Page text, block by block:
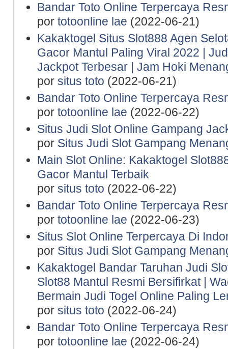
Bandar Toto Online Terpercaya
por totoonline lae (2022-06-21)
Kakaktogel Situs Slot888 Agen
Gacor Mantul Paling Viral 2022 |
Jackpot Terbesar | Jam Hoki
por situs toto (2022-06-21)
Bandar Toto Online Terpercaya
por totoonline lae (2022-06-22)
Situs Judi Slot Online Gampang
por Situs Judi Slot Gampang
Main Slot Online: Kakaktogel
Gacor Mantul Terbaik
por situs toto (2022-06-22)
Bandar Toto Online Terpercaya
por totoonline lae (2022-06-23)
Situs Slot Online Terpercaya Di
por Situs Judi Slot Gampang
Kakaktogel Bandar Taruhan Judi
Slot88 Mantul Resmi Bersifirkat |
Bermain Judi Togel Online Paling
por situs toto (2022-06-24)
Bandar Toto Online Terpercaya
por totoonline lae (2022-06-24)